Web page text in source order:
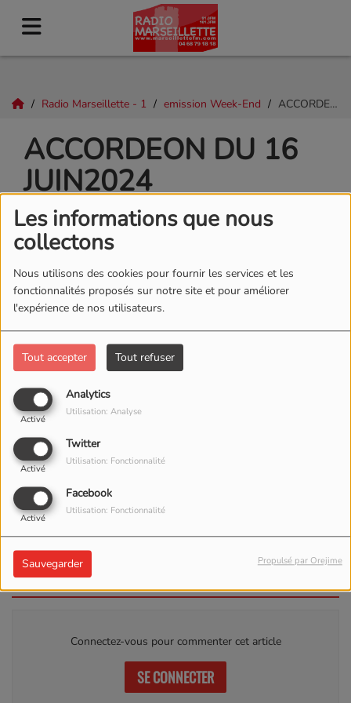
Les informations que nous
collectons
Nous utilisons des cookies pour fournir les services et les
fonctionnalités proposés sur notre site et pour améliorer
l'expérience de nos utilisateurs.
Tout accepter Tout refuser
Analytics
Activé
Utilisation: Analyse
Twitter
Activé
Utilisation: Fonctionnalité
Facebook
Activé
Utilisation: Fonctionnalité
Sauvegarder Propulsé par Orejime
Radio Marseillette - 1 emission Week-End ACCORDEON DU 16 JUIN2024
ACCORDEON DU 16
JUIN2024
ÉCOUTER LE PODCAST
Commentaires(0)
Connectez-vous pour commenter cet article
SE CONNECTER